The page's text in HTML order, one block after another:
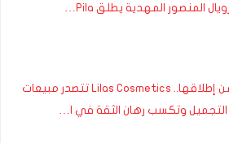
بعد عامين من إطلاقها.. Lilas Cosmetics تتصدر مبيعات
وتكسب رهان الثقة في ا…